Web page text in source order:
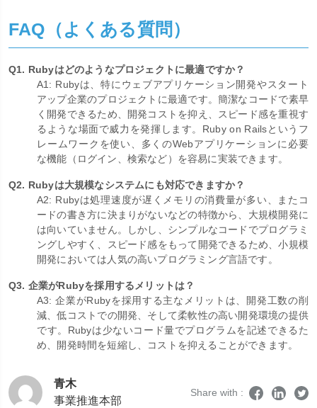
FAQ（よくある質問）
Q1. Rubyはどのようなプロジェクトに最適ですか？
A1: Rubyは、特にウェブアプリケーション開発やスタート
アップ企業のプロジェクトに最適です。簡潔なコードで素早
く開発できるため、開発コストを抑え、スピード感を重視す
るような場面で威力を発揮します。Ruby on Railsというフ
レームワークを使い、多くのWebアプリケーションに必要
な機能（ログイン、検索など）を容易に実装できます。
Q2. Rubyは大規模なシステムにも対応できますか？
A2: Rubyは処理速度が遅くメモリの消費量が多い、またコ
ードの書き方に決まりがないなどの特徴から、大規模開発に
は向いていません。しかし、シンプルなコードでプログラミ
ングしやすく、スピード感をもって開発できるため、小規模
開発においては人気の高いプログラミング言語です。
Q3. 企業がRubyを採用するメリットは？
A3: 企業がRubyを採用する主なメリットは、開発工数の削
減、低コストでの開発、そして柔軟性の高い開発環境の提供
です。Rubyは少ないコード量でプログラムを記述できるた
め、開発時間を短縮し、コストを抑えることができます。
青木
事業推進本部
Share with :